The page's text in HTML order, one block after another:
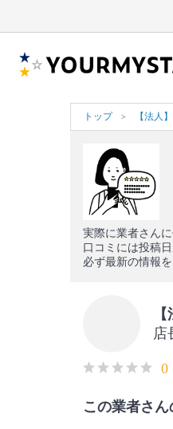
トップ 【法人
実際に業者さん
口コミには投稿
必ず最新の情報
店
0
この業者さ